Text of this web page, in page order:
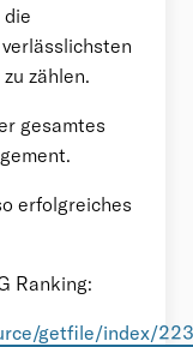
zählen.
gesamtes
erfolgreiches
Ranking:
getfile/index/